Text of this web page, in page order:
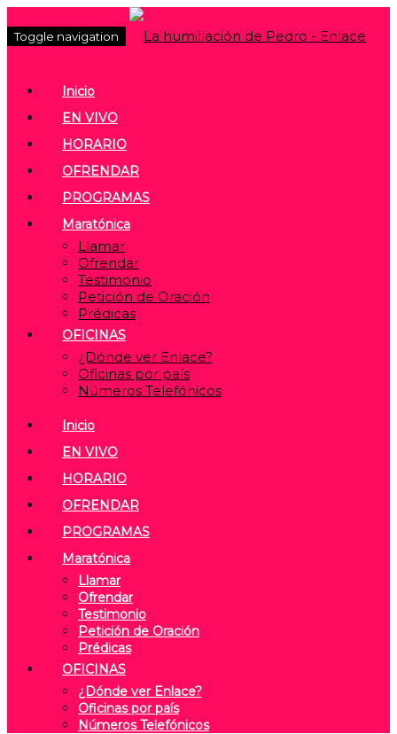
Toggle navigation
Inicio
EN VIVO
HORARIO
OFRENDAR
PROGRAMAS
Maratónica
Llamar
Ofrendar
Testimonio
Petición de Oración
Prédicas
OFICINAS
¿Dónde ver Enlace?
Oficinas por país
Números Telefónicos
Inicio
EN VIVO
HORARIO
OFRENDAR
PROGRAMAS
Maratónica
Llamar
Ofrendar
Testimonio
Petición de Oración
Prédicas
OFICINAS
¿Dónde ver Enlace?
Oficinas por país
Números Telefónicos